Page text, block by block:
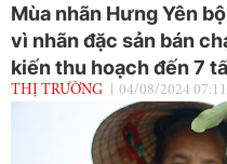
Mùa nhãn Hưng Yên
vì nhãn đặc sản bán
kiến thu hoạch đến 7
THỊ TRƯỜNG 04/08/2024 07:11